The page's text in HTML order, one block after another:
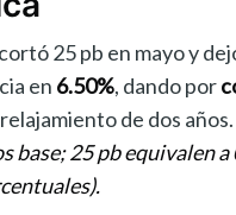
25 pb en mayo y
en 6.50%, dando por
de dos años.
base; 25 pb equivalen a